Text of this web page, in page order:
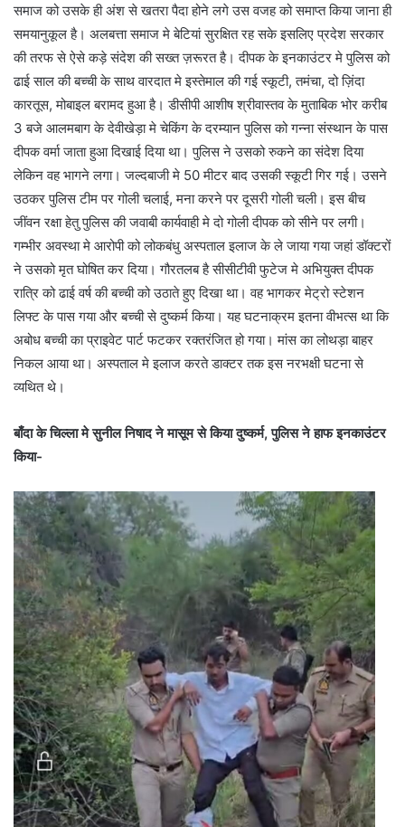
समाज को उसके ही अंश से खतरा पैदा होने लगे उस वजह को समाप्त किया जाना ही
समयानुकूल है। अलबत्ता समाज मे बेटियां सुरक्षित रह सके इसलिए प्रदेश सरकार
की तरफ से ऐसे कड़े संदेश की सख्त ज़रूरत है। दीपक के इनकाउंटर मे पुलिस को
ढाई साल की बच्ची के साथ वारदात मे इस्तेमाल की गई स्कूटी, तमंचा, दो ज़िंदा
कारतूस, मोबाइल बरामद हुआ है। डीसीपी आशीष श्रीवास्तव के मुताबिक भोर करीब
3 बजे आलमबाग के देवीखेड़ा मे चेकिंग के दरम्यान पुलिस को गन्ना संस्थान के पास
दीपक वर्मा जाता हुआ दिखाई दिया था। पुलिस ने उसको रुकने का संदेश दिया
लेकिन वह भागने लगा। जल्दबाजी मे 50 मीटर बाद उसकी स्कूटी गिर गई। उसने
उठकर पुलिस टीम पर गोली चलाई, मना करने पर दूसरी गोली चली। इस बीच
जींवन रक्षा हेतु पुलिस की जवाबी कार्यवाही मे दो गोली दीपक को सीने पर लगी।
गम्भीर अवस्था मे आरोपी को लोकबंधु अस्पताल इलाज के ले जाया गया जहां डॉक्टरों
ने उसको मृत घोषित कर दिया। गौरतलब है सीसीटीवी फुटेज मे अभियुक्त दीपक
रात्रि को ढाई वर्ष की बच्ची को उठाते हुए दिखा था। वह भागकर मेट्रो स्टेशन
लिफ्ट के पास गया और बच्ची से दुष्कर्म किया। यह घटनाक्रम इतना वीभत्स था कि
अबोध बच्ची का प्राइवेट पार्ट फटकर रक्तरंजित हो गया। मांस का लोथड़ा बाहर
निकल आया था। अस्पताल मे इलाज करते डाक्टर तक इस नरभक्षी घटना से
व्यथित थे।
बाँदा के चिल्ला मे सुनील निषाद ने मासूम से किया दुष्कर्म, पुलिस ने हाफ इनकाउंटर
किया-